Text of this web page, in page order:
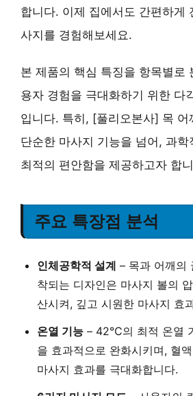
합니다. 이제 집에서도 간편하게
사지를 경험해보세요.
본 제품의 핵심 특징을 항목별로
용자 경험을 극대화하기 위한 다
입니다. 특히, [풀리오본사] 목 어
단순한 마사지 기능을 넘어, 과학
최적의 편안함을 제공하고자 합
주요 특장점 분석
인체공학적 설계 – 목과 어깨의
착되는 디자인은 마사지 볼의
산시켜, 깊고 시원한 마사지 효
온열 기능 – 42℃의 최적 온열
을 효과적으로 완화시키며, 혈
마사지 효과를 극대화합니다.